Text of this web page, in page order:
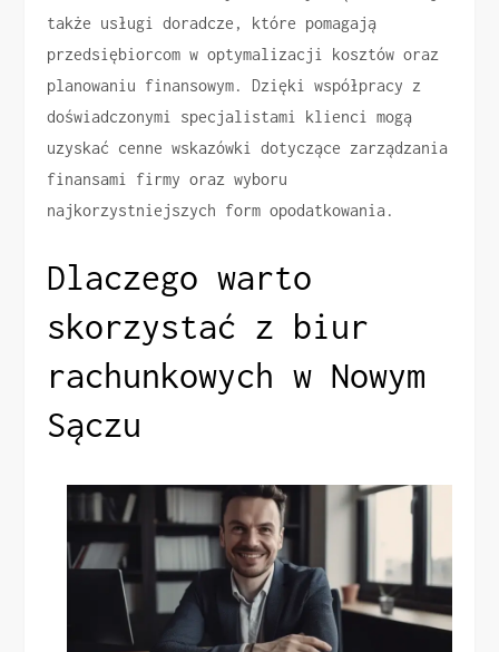
także usługi doradcze, które pomagają
przedsiębiorcom w optymalizacji kosztów oraz
planowaniu finansowym. Dzięki współpracy z
doświadczonymi specjalistami klienci mogą
uzyskać cenne wskazówki dotyczące zarządzania
finansami firmy oraz wyboru
najkorzystniejszych form opodatkowania.
Dlaczego warto
skorzystać z biur
rachunkowych w Nowym
Sączu